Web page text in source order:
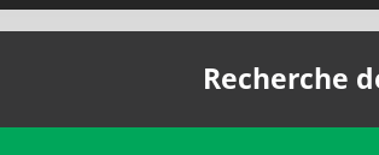
Recherche